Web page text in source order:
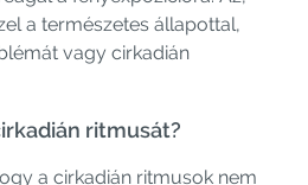
a természetes állapottal,
vagy cirkadián
ritmusát?
a cirkadián ritmusok nem